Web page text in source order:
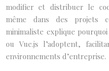
modifier et distribuer le
même dans des projets
minimaliste explique
ou Vue.js l’adoptent,
environnements d’entreprise.